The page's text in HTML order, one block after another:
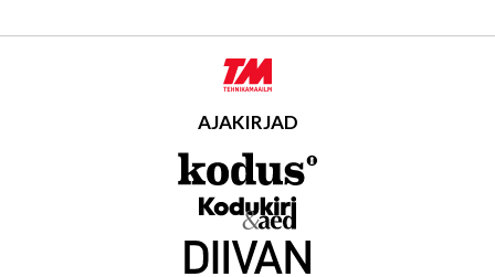
AJAKIRJAD